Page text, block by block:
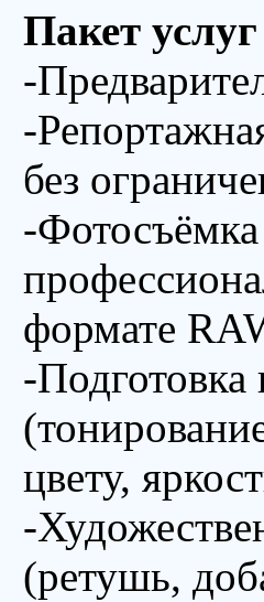
Пакет
-
-
без
-Фотосъёмка
формате
-Подготовка
цвету,
-
(ретушь,